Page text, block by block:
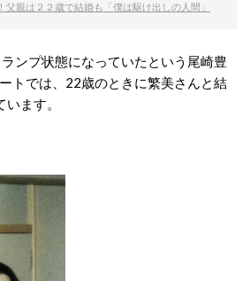
父親は２２歳で結婚も「僕は駆け出しの人間」
ンプ状態になっていたという尾崎豊
トでは、22歳のときに繁美さんと結
ます。